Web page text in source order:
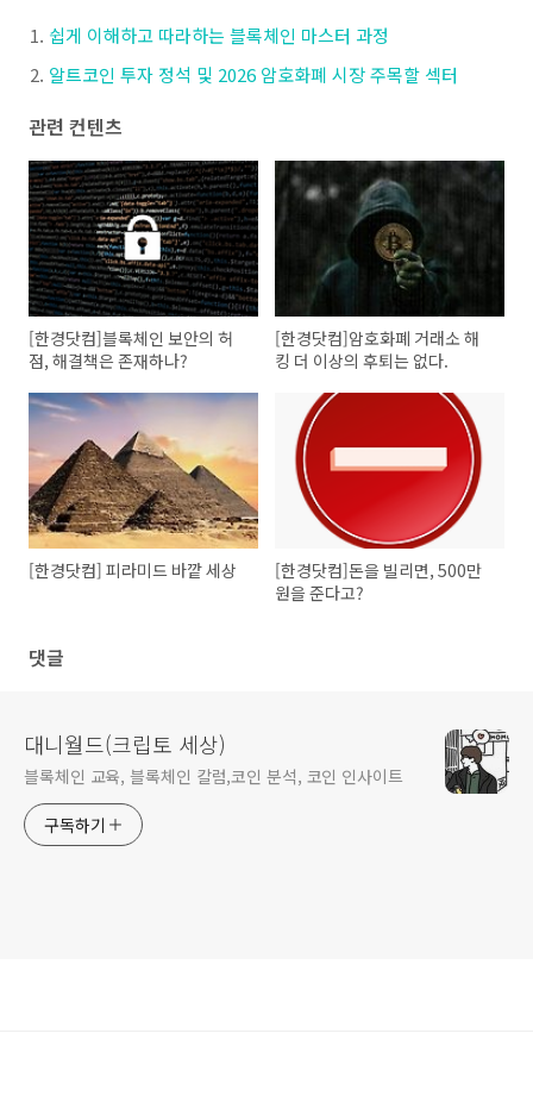
쉽게 이해하고 따라하는 블록체인 마스터 과정
알트코인 투자 정석 및 2026 암호화폐 시장 주목할 섹터
관련 컨텐츠
[한경닷컴]블록체인 보안의 허
점, 해결책은 존재하나?
[한경닷컴]암호화폐 거래소 해
킹 더 이상의 후퇴는 없다.
[한경닷컴] 피라미드 바깥 세상
[한경닷컴]돈을 빌리면, 500만
원을 준다고?
댓글
대니월드(크립토 세상)
블록체인 교육, 블록체인 칼럼,코인 분석, 코인 인사이트
구독하기